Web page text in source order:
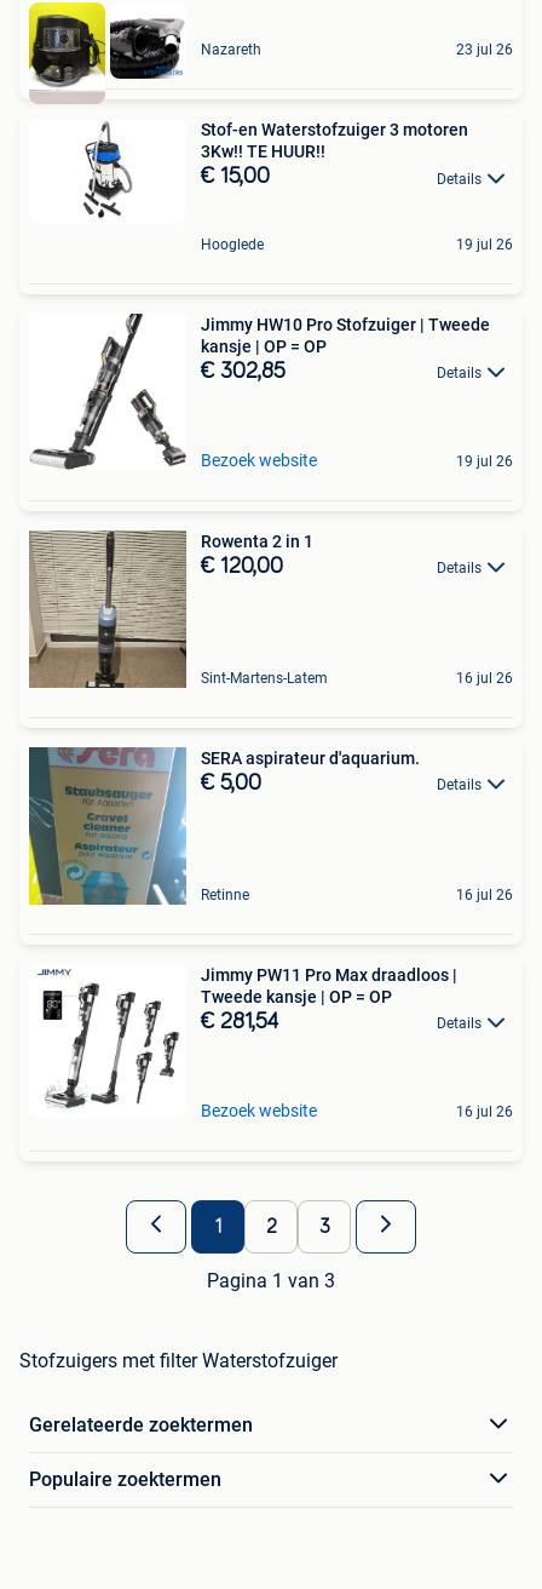
Nazareth 23 jul 26
Stof-en Waterstofzuiger 3 motoren
3Kw!! TE HUUR!!
€ 15,00 Details
Hooglede 19 jul 26
Jimmy HW10 Pro Stofzuiger | Tweede
kansje | OP = OP
€ 302,85 Details
Bezoek website 19 jul 26
Rowenta 2 in 1
€ 120,00 Details
Sint-Martens-Latem 16 jul 26
SERA aspirateur d'aquarium.
€ 5,00 Details
Retinne 16 jul 26
Jimmy PW11 Pro Max draadloos |
Tweede kansje | OP = OP
€ 281,54 Details
Bezoek website 16 jul 26
1 2 3
Pagina 1 van 3
Stofzuigers met filter Waterstofzuiger
Gerelateerde zoektermen
Populaire zoektermen